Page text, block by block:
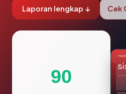
Laporan lengkap ↓ Cek
90